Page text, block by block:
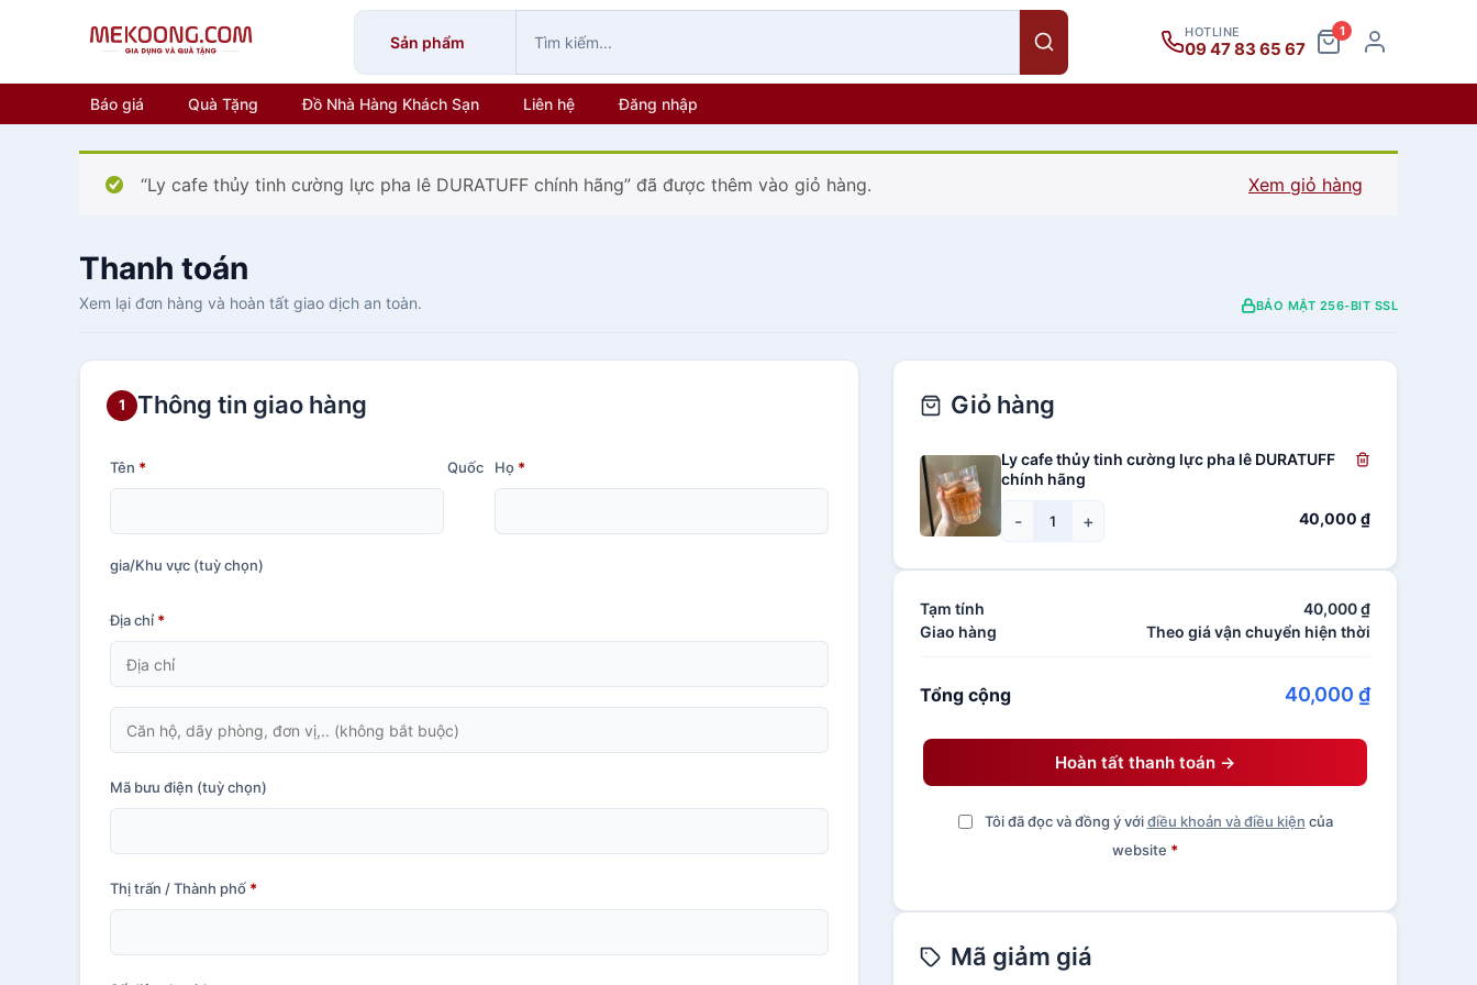
Sản phẩm
HOTLINE
09 47 83 65 67
1
Báo giá Quà Tặng Đồ Nhà Hàng Khách Sạn Liên hệ Đăng nhập
“Ly cafe thủy tinh cường lực pha lê DURATUFF chính hãng” đã được thêm vào giỏ hàng. Xem giỏ hàng
Thanh toán
Xem lại đơn hàng và hoàn tất giao dịch an toàn. BẢO MẬT 256-BIT SSL
1 Thông tin giao hàng
Tên * Họ *
Quốc
gia/Khu vực (tuỳ chọn)
Địa chỉ *
hộ,
phòng,
v.v.(tuỳ
Mã bưu điện (tuỳ chọn)
Thị trấn / Thành phố *
Giỏ hàng
Ly cafe thủy tinh cường lực pha lê DURATUFF
chính hãng
- + 40,000 ₫
Tạm tính 40,000₫
Giao hàng
Theo giá vận chuyển hiện thời
Tổng cộng 40,000 ₫
Hoàn tất thanh toán →
Tôi đã đọc và đồng ý vớiđiều khoản và điều kiện của
website *
Mã giảm giá